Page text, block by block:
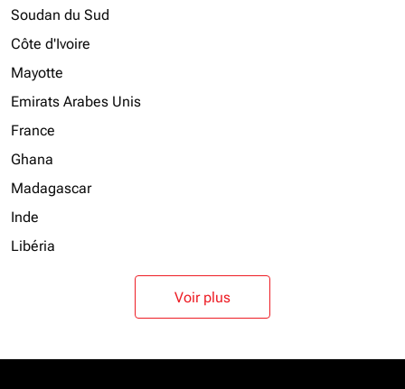
Soudan du Sud
Côte d'Ivoire
Mayotte
Emirats Arabes Unis
France
Ghana
Madagascar
Inde
Libéria
Voir plus